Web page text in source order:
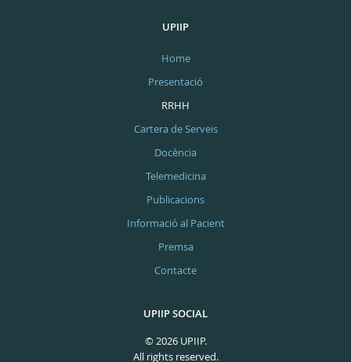
UPIIP
Home
Presentació
RRHH
Cartera de Serveis
Docència
Telemedicina
Publicacions
Informació al Pacient
Premsa
Contacte
UPIIP SOCIAL
© 2026 UPIIP.
All rights reserved.